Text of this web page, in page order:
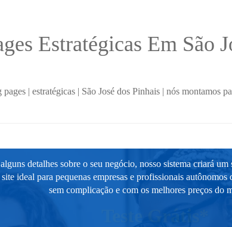
Estratégicas Em São
pages | estratégicas | São José dos Pinhais | nós montamos
detalhes sobre o seu negócio, nosso sistema criará
ideal para pequenas empresas e profissionais
sem complicação e com os melhores preços do
Teste Grátis*